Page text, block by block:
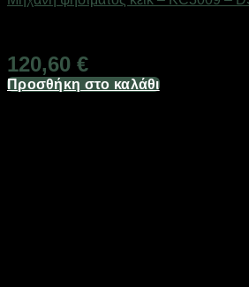
120,60 €
Προσθήκη στο καλάθι